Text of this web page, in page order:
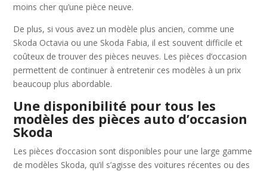
moins cher qu’une pièce neuve.
De plus, si vous avez un modèle plus ancien, comme une
Skoda Octavia ou une Skoda Fabia, il est souvent difficile et
coûteux de trouver des pièces neuves. Les pièces d’occasion
permettent de continuer à entretenir ces modèles à un prix
beaucoup plus abordable.
Une disponibilité pour tous les
modèles des pièces auto d’occasion
Skoda
Les pièces d’occasion sont disponibles pour une large gamme
de modèles Skoda, qu’il s’agisse des voitures récentes ou des